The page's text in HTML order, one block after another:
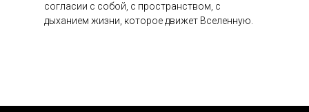
согласии с собой, с пространством, с
дыханием жизни, которое движет Вселенную.